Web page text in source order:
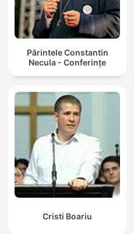
Părintele Constantin
Necula - Conferințe
Cristi Boariu